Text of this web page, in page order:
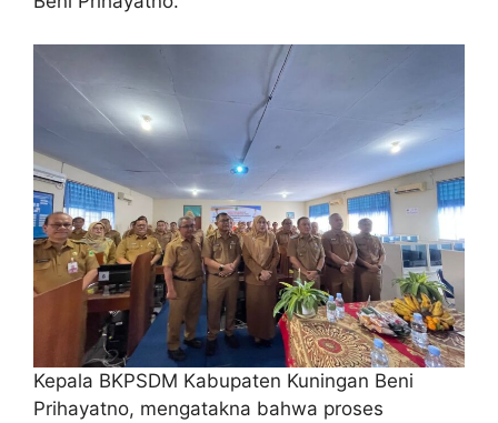
Kepala BKPSDM Kabupaten Kuningan Beni
Prihayatno, mengatakna bahwa proses